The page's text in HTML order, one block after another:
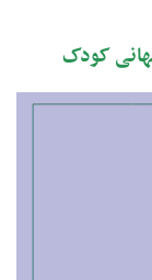
کودک